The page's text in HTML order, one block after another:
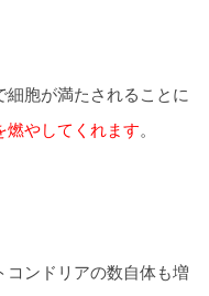
細胞が満たされることに
燃やしてくれます。
コンドリアの数自体も増